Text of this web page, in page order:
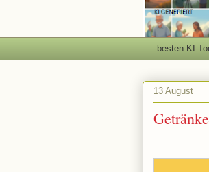
besten KI
13 August